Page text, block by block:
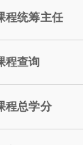
程统筹主任
程查询
程总学分